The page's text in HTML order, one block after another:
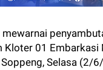
Kloter 01
Selasa (2/